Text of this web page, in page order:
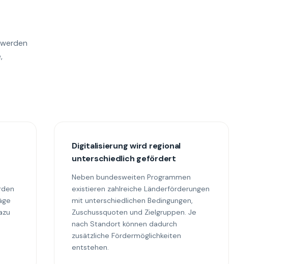
Digitalisierung wird regional
unterschiedlich gefördert
Neben bundesweiten Programmen
existieren zahlreiche Länderförderungen
mit unterschiedlichen Bedingungen,
Zuschussquoten und Zielgruppen. Je
nach Standort können dadurch
zusätzliche Fördermöglichkeiten
entstehen.